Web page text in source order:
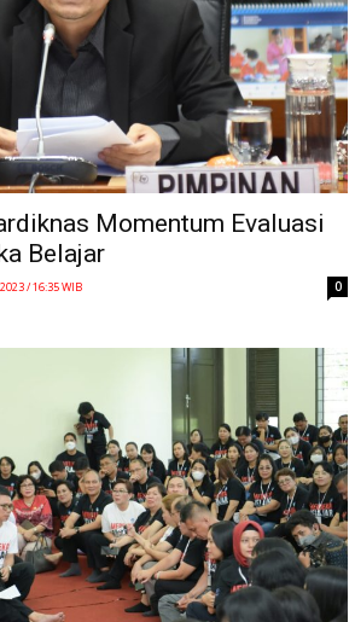
Momentum Evaluasi
Belajar
/ 16:35 WIB 0